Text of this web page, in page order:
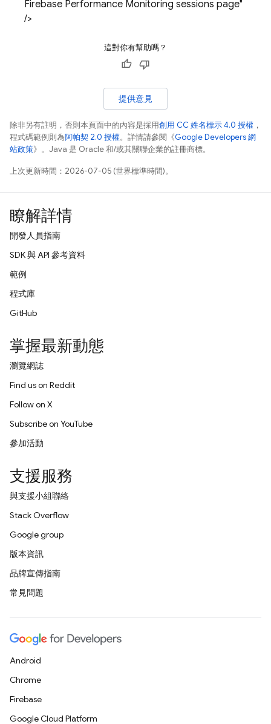
Firebase Performance Monitoring sessions page"
/>
這對你有幫助嗎？
提供意見
除非另有註明，否則本頁面中的內容是採用創用 CC 姓名標示 4.0 授權 ，
程式碼範例則為阿帕契 2.0 授權。詳情請參閱《Google Developers 網
站政策》。Java 是 Oracle 和/或其關聯企業的註冊商標。
上次更新時間：2026-07-05 (世界標準時間)。
瞭解詳情
開發人員指南
SDK 與 API 參考資料
範例
程式庫
GitHub
掌握最新動態
瀏覽網誌
Find us on Reddit
Follow on X
Subscribe on YouTube
參加活動
支援服務
與支援小組聯絡
Stack Overflow
Google group
版本資訊
品牌宣傳指南
常見問題
Android
Chrome
Firebase
Google Cloud Platform